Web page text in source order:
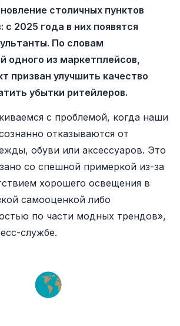
столичных пунктов
с 2025 года в них появятся
По словам
одного из маркетплейсов,
призван улучшить качество
убытки ритейлеров.
с проблемой, когда наши
отказываются от
обуви или аксессуаров. Это
со спешной примеркой из-за
хорошего освещения в
самооценкой либо
по части модных трендов»,
службе.